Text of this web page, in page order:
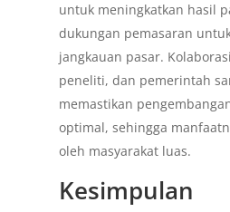
untuk meningkatkan hasil
dukungan pemasaran
jangkauan pasar.
peneliti, dan pemerintah
memastikan
optimal, sehingga
oleh masyarakat luas.
Kesimpulan